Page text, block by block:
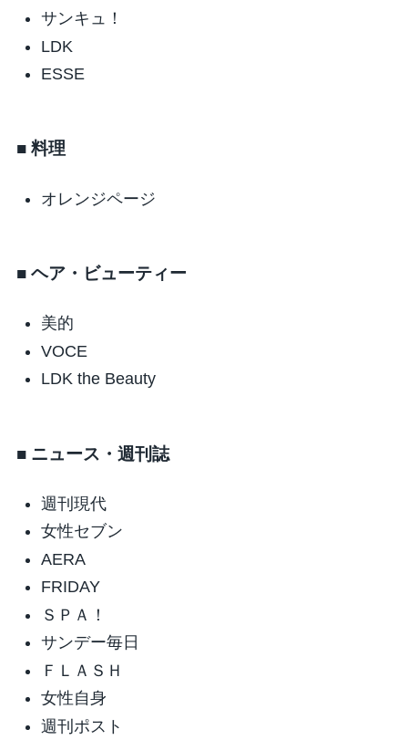
サンキュ！
LDK
ESSE
■ 料理
オレンジページ
■ ヘア・ビューティー
美的
VOCE
LDK the Beauty
■ ニュース・週刊誌
週刊現代
女性セブン
AERA
FRIDAY
ＳＰＡ！
サンデー毎日
ＦＬＡＳＨ
女性自身
週刊ポスト